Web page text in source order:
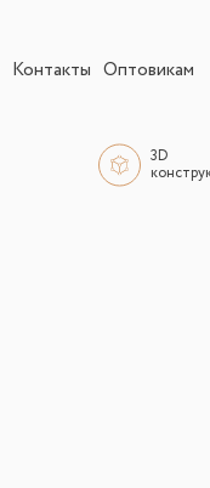
Контакты Оптовикам
3D